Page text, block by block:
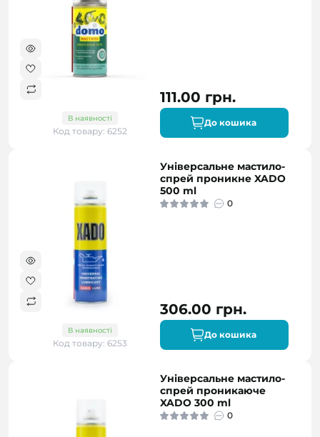
В наявності
Код товару: 6252
111.00 грн.
До кошика
В наявності
Код товару: 6253
Універсальне мастило-
спрей проникне XADO
500 ml
0
306.00 грн.
До кошика
Універсальне мастило-
спрей проникаюче
XADO 300 ml
0